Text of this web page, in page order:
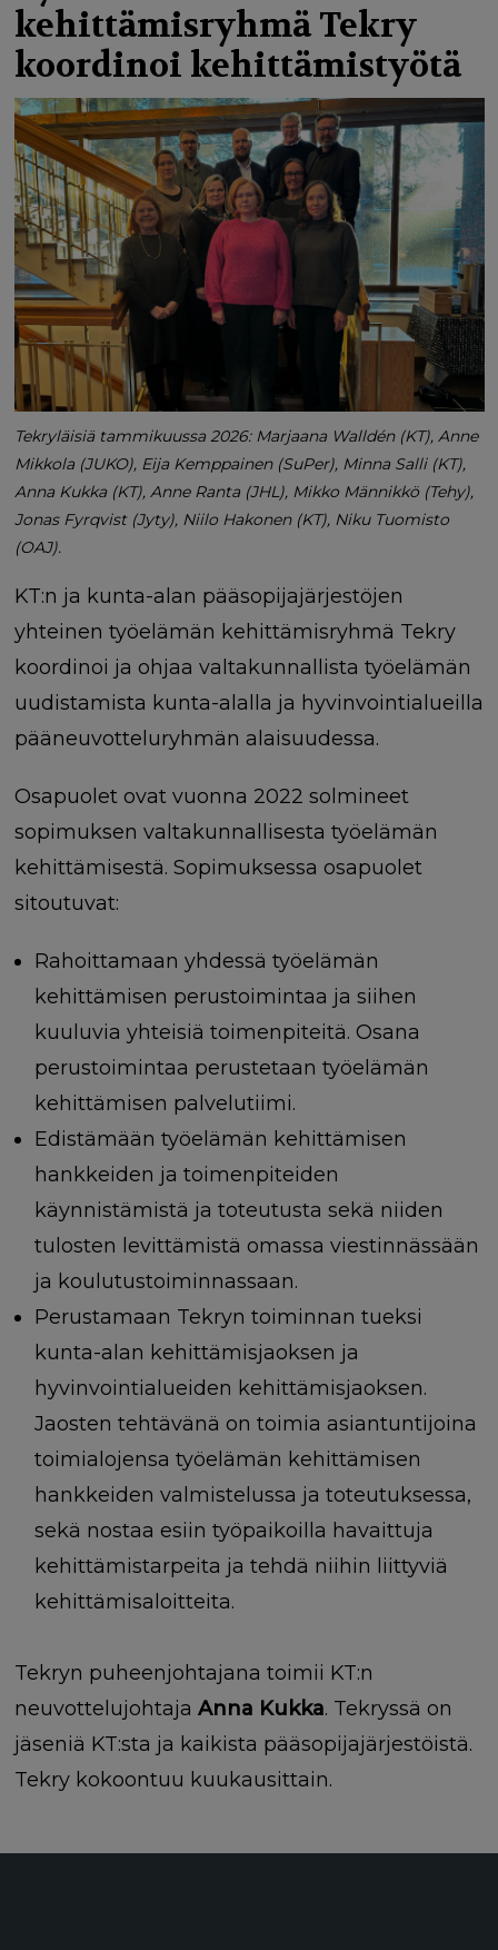
kehittämisryhmä Tekry
koordinoi kehittämistyötä
Tekryläisiä tammikuussa 2026: Marjaana Walldén (KT), Anne
Mikkola (JUKO), Eija Kemppainen (SuPer), Minna Salli (KT),
Anna Kukka (KT), Anne Ranta (JHL), Mikko Männikkö (Tehy),
Jonas Fyrqvist (Jyty), Niilo Hakonen (KT), Niku Tuomisto
(OAJ).
KT:n ja kunta-alan pääsopijajärjestöjen
yhteinen työelämän kehittämisryhmä Tekry
koordinoi ja ohjaa valtakunnallista työelämän
uudistamista kunta-alalla ja hyvinvointialueilla
pääneuvotteluryhmän alaisuudessa.
Osapuolet ovat vuonna 2022 solmineet
sopimuksen valtakunnallisesta työelämän
kehittämisestä. Sopimuksessa osapuolet
sitoutuvat:
Rahoittamaan yhdessä työelämän
kehittämisen perustoimintaa ja siihen
kuuluvia yhteisiä toimenpiteitä. Osana
perustoimintaa perustetaan työelämän
kehittämisen palvelutiimi.
Edistämään työelämän kehittämisen
hankkeiden ja toimenpiteiden
käynnistämistä ja toteutusta sekä niiden
tulosten levittämistä omassa viestinnässään
ja koulutustoiminnassaan.
Perustamaan Tekryn toiminnan tueksi
kunta-alan kehittämisjaoksen ja
hyvinvointialueiden kehittämisjaoksen.
Jaosten tehtävänä on toimia asiantuntijoina
toimialojensa työelämän kehittämisen
hankkeiden valmistelussa ja toteutuksessa,
sekä nostaa esiin työpaikoilla havaittuja
kehittämistarpeita ja tehdä niihin liittyviä
kehittämisaloitteita.
Tekryn puheenjohtajana toimii KT:n
neuvottelujohtaja Anna Kukka. Tekryssä on
jäseniä KT:sta ja kaikista pääsopijajärjestöistä.
Tekry kokoontuu kuukausittain.